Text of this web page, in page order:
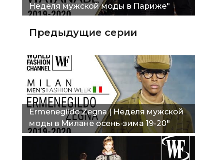
Неделя мужской моды в Париже"
Предыдущие серии
Ermenegildo Zegna | Неделя мужской
моды в Милане осень-зима 19-20"